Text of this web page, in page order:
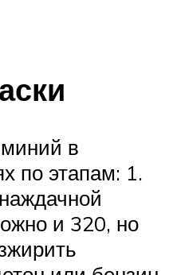
в
по этапам: 1.
и 320, но